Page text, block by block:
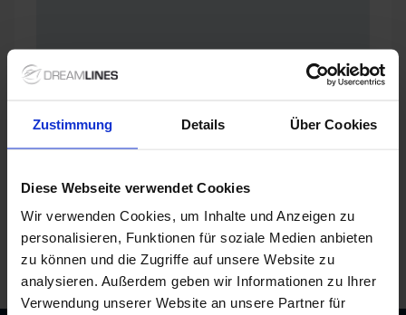
Zustimmung Details Über Cookies
Diese Webseite verwendet Cookies
Wir verwenden Cookies, um Inhalte und Anzeigen zu
personalisieren, Funktionen für soziale Medien anbieten
zu können und die Zugriffe auf unsere Website zu
analysieren. Außerdem geben wir Informationen zu Ihrer
Verwendung unserer Website an unsere Partner für
/ HX Expeditions / MS Spitsbergen /
Kabinen und Deckplan